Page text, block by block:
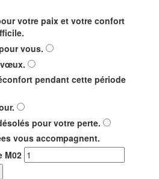
votre paix et votre confort
vous.
pendant cette période
pour votre perte.
vous accompagnent.
M02